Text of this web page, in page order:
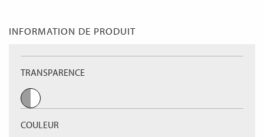
INFORMATION DE PRODUIT
TRANSPARENCE
COULEUR